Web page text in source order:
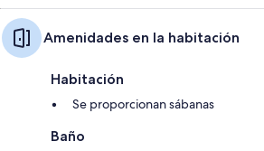
Amenidades en la habitación
Habitación
Se proporcionan sábanas
Baño